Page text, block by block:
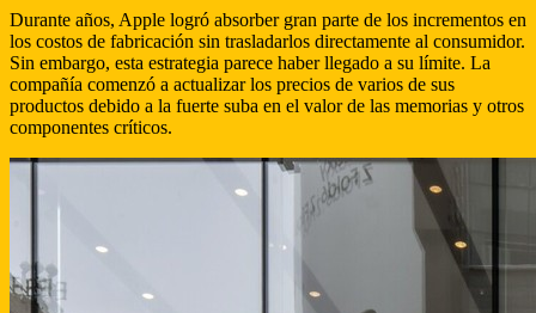
Durante años, Apple logró absorber gran parte de los incrementos en
los costos de fabricación sin trasladarlos directamente al consumidor.
Sin embargo, esta estrategia parece haber llegado a su límite. La
compañía comenzó a actualizar los precios de varios de sus
productos debido a la fuerte suba en el valor de las memorias y otros
componentes críticos.